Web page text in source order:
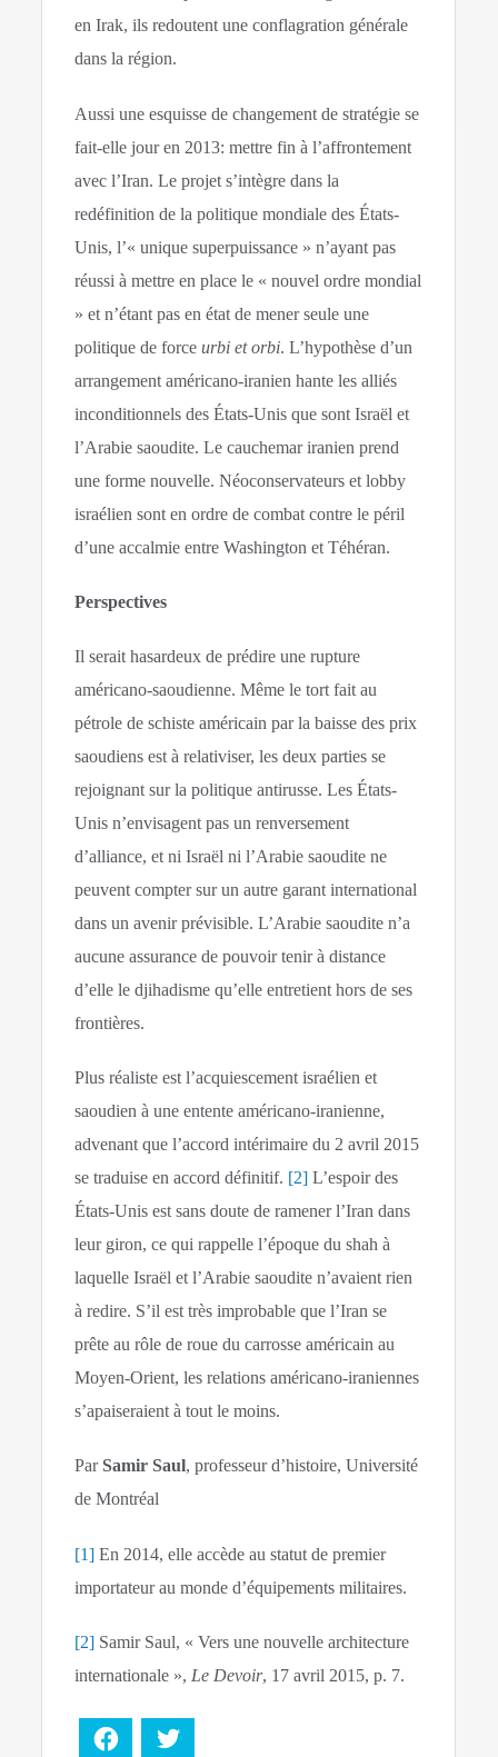
en Irak, ils redoutent une conflagration générale
dans la région.
Aussi une esquisse de changement de stratégie se
fait-elle jour en 2013: mettre fin à l’affrontement
avec l’Iran. Le projet s’intègre dans la
redéfinition de la politique mondiale des États-
Unis, l’« unique superpuissance » n’ayant pas
réussi à mettre en place le « nouvel ordre mondial
» et n’étant pas en état de mener seule une
politique de forceurbi et orbi. L’hypothèse d’un
arrangement américano-iranien hante les alliés
inconditionnels des États-Unis que sont Israël et
l’Arabie saoudite. Le cauchemar iranien prend
une forme nouvelle. Néoconservateurs et lobby
israélien sont en ordre de combat contre le péril
d’une accalmie entre Washington et Téhéran.
Perspectives
Il serait hasardeux de prédire une rupture
américano-saoudienne. Même le tort fait au
pétrole de schiste américain par la baisse des prix
saoudiens est à relativiser, les deux parties se
rejoignant sur la politique antirusse. Les États-
Unis n’envisagent pas un renversement
d’alliance, et ni Israël ni l’Arabie saoudite ne
peuvent compter sur un autre garant international
dans un avenir prévisible. L’Arabie saoudite n’a
aucune assurance de pouvoir tenir à distance
d’elle le djihadisme qu’elle entretient hors de ses
frontières.
Plus réaliste est l’acquiescement israélien et
saoudien à une entente américano-iranienne,
advenant que l’accord intérimaire du 2 avril 2015
se traduise en accord définitif. [2] L’espoir des
États-Unis est sans doute de ramener l’Iran dans
leur giron, ce qui rappelle l’époque du shah à
laquelle Israël et l’Arabie saoudite n’avaient rien
à redire. S’il est très improbable que l’Iran se
prête au rôle de roue du carrosse américain au
Moyen-Orient, les relations américano-iraniennes
s’apaiseraient à tout le moins.
ParSamir Saul, professeur d’histoire, Université
de Montréal
[1] En 2014, elle accède au statut de premier
importateur au monde d’équipements militaires.
[2] Samir Saul, « Vers une nouvelle architecture
internationale », Le Devoir, 17 avril 2015, p. 7.
Facebook